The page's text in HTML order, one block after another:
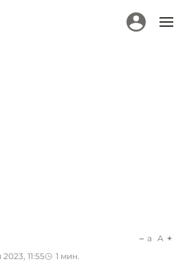
11:55 1 мин.
a A